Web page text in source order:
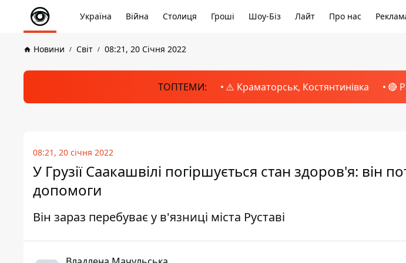
Україна Війна Столиця Гроші Шоу-Біз Лайт Про нас
Новини Світ 08:21, 20 Січня 2022
ТОПТЕМИ: ⚠️ Краматорськ, Костянтинівка 🔴
08:21, 20 січня 2022
У Грузії Саакашвілі погіршується стан здоров'я: він
допомоги
Він зараз перебуває у в'язниці міста Руставі